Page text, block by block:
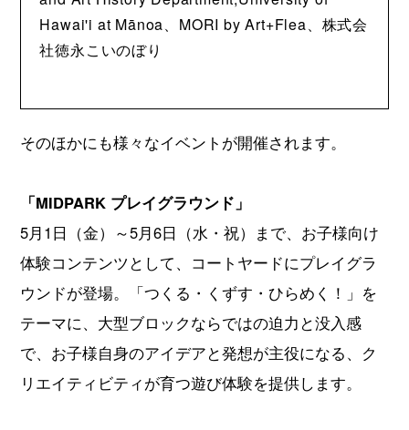
Hawai'i at Mānoa、MORI by Art+Flea、株式会
社徳永こいのぼり
そのほかにも様々なイベントが開催されます。
「MIDPARK プレイグラウンド」
5月1日（金）～5月6日（水・祝）まで、お子様向け
体験コンテンツとして、コートヤードにプレイグラ
ウンドが登場。「つくる・くずす・ひらめく！」を
テーマに、大型ブロックならではの迫力と没入感
で、お子様自身のアイデアと発想が主役になる、ク
リエイティビティが育つ遊び体験を提供します。